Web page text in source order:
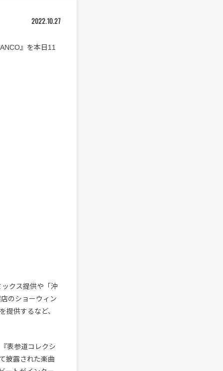
2022.10.27
』を本日11
クス提供や「沖
のショーウィン
提供するなど、
表参道コレクシ
披露された楽曲